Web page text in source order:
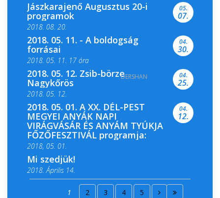
Jászkarajenő Augusztus 20-i
programok
2018. 08. 20.
05.
07.
2018. 05. 11. - A boldogság
forrásai
2018. 05. 11. 17 óra
2018. 05. 11. 19 óra
04.
30.
2018. 05. 12. Zsib-börze
Nagykőrös
2018. 05. 12.
04.
25.
2018. 05. 01. A XX. DÉL-PEST
MEGYEI ANYÁK NAPI
VIRÁGVÁSÁR ÉS ANYÁM TYÚKJA
FŐZŐFESZTIVÁL programja:
2018, 05. 01.
04.
12.
Mi szedjük!
2018. Április 14.
2018. Április 15.
1 2 3 4 5
DERSHAN